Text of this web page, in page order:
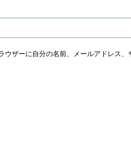
ウザーに自分の名前、メールアドレス、